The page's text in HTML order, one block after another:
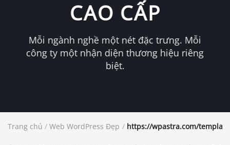
CAO CẤP
Mỗi ngành nghề một nét đặc trưng. Mỗi
công ty một nhận diện thương hiệu riêng
biệt.
Trang chủ / Web WordPress Đẹp / https://wpastra.com/